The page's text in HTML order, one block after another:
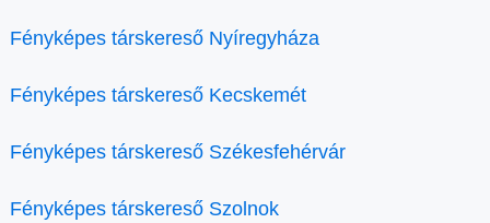
Fényképes társkereső Nyíregyháza
Fényképes társkereső Kecskemét
Fényképes társkereső Székesfehérvár
Fényképes társkereső Szolnok